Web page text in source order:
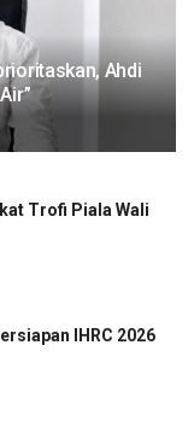
Ahdi
Trofi Piala Wali
IHRC 2026